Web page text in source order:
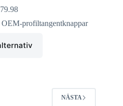
79.98
OEM-profiltangentknappar
NÄSTA